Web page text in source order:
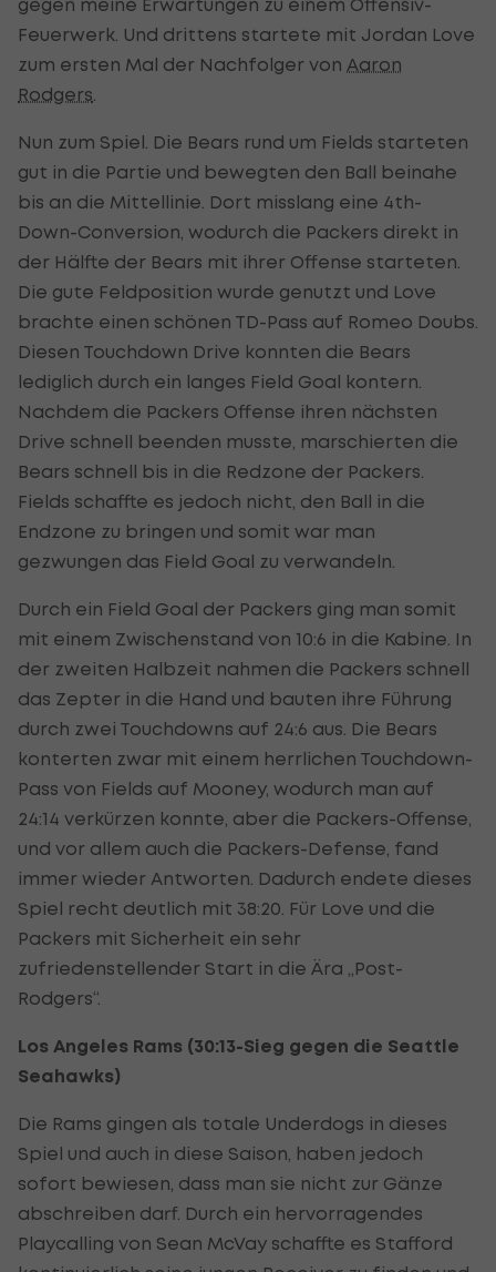
Feuerwerk. Und drittens startete mit Jordan Love
zum ersten Mal der Nachfolger von Aaron
Rodgers
Nun zum Spiel. Die Bears rund um Fields starteten
gut in die Partie und bewegten den Ball beinahe
bis an die Mittellinie. Dort misslang eine 4th-
Down-Conversion, wodurch die Packers direkt in
der Hälfte der Bears mit ihrer Offense starteten.
Die gute Feldposition wurde genutzt und Love
brachte einen schönen TD-Pass auf Romeo Doubs.
Diesen Touchdown Drive konnten die Bears
lediglich durch ein langes Field Goal kontern.
Nachdem die Packers Offense ihren nächsten
Drive schnell beenden musste, marschierten die
Bears schnell bis in die Redzone der Packers.
Fields schaffte es jedoch nicht, den Ball in die
Endzone zu bringen und somit war man
gezwungen das Field Goal zu verwandeln.
Durch ein Field Goal der Packers ging man somit
mit einem Zwischenstand von 10:6 in die Kabine. In
der zweiten Halbzeit nahmen die Packers schnell
das Zepter in die Hand und bauten ihre Führung
durch zwei Touchdowns auf 24:6 aus. Die Bears
konterten zwar mit einem herrlichen Touchdown-
Pass von Fields auf Mooney, wodurch man auf
24:14 verkürzen konnte, aber die Packers-Offense,
und vor allem auch die Packers-Defense, fand
immer wieder Antworten. Dadurch endete dieses
Spiel recht deutlich mit 38:20. Für Love und die
Packers mit Sicherheit ein sehr
zufriedenstellender Start in die Ära „Post-
Rodgers“.
Los Angeles Rams (30:13-Sieg gegen die Seattle
Seahawks)
Die Rams gingen als totale Underdogs in dieses
Spiel und auch in diese Saison, haben jedoch
sofort bewiesen, dass man sie nicht zur Gänze
abschreiben darf. Durch ein hervorragendes
Playcalling von Sean McVay schaffte es Stafford